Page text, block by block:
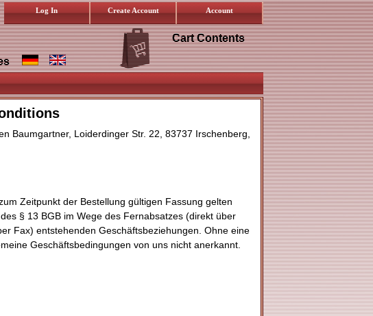
Account
Create Account
Log In
Cart Contents
Baumgartner, Loiderdinger Str. 22, 83737 Irschenberg,
Zeitpunkt der Bestellung gültigen Fassung gelten
§ 13 BGB im Wege des Fernabsatzes (direkt über
Fax) entstehenden Geschäftsbeziehungen. Ohne eine
Geschäftsbedingungen von uns nicht anerkannt.